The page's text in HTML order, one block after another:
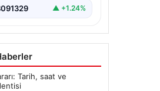
▲ +1.24%
Tarih, saat ve